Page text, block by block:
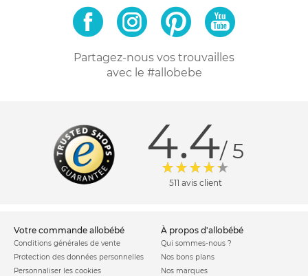
Partagez-nous vos trouvailles
avec le #allobebe
4.4/ 5
511 avis client
votre commande allobébé
Conditions générales de vente
Protection des données personnelles
Personnaliser les cookies
à propos d'allobébé
Qui sommes-nous ?
Nos bons plans
Nos marques